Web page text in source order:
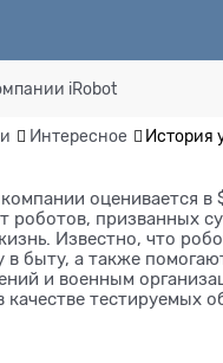
iRobot
Интересное История
оценивается в
роботов, призванных
Известно, что
в быту, а также
и военным
качестве тестируемых